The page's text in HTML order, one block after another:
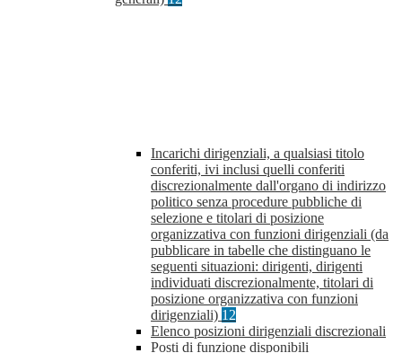
Incarichi dirigenziali, a qualsiasi titolo
conferiti, ivi inclusi quelli conferiti
discrezionalmente dall'organo di indirizzo
politico senza procedure pubbliche di
selezione e titolari di posizione
organizzativa con funzioni dirigenziali (da
pubblicare in tabelle che distinguano le
seguenti situazioni: dirigenti, dirigenti
individuati discrezionalmente, titolari di
posizione organizzativa con funzioni
dirigenziali) 12
Elenco posizioni dirigenziali discrezionali
Posti di funzione disponibili